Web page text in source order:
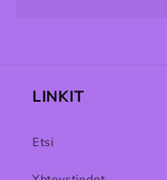
LINKIT
Etsi